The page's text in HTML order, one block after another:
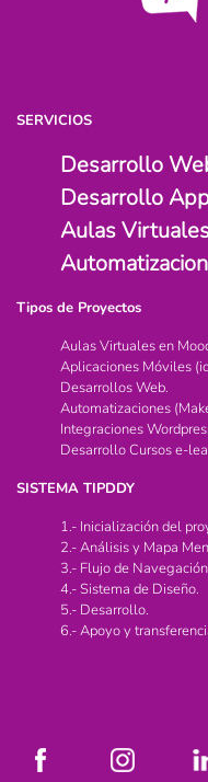
SERVICIOS
Desarrollo
Desarrollo
Aulas
Tipos de Proyectos
Aulas Virtuales en
Aplicaciones Móviles
Desarrollos Web.
Automatizaciones
Integraciones
Desarrollo Cursos e-
SISTEMA TIPDDY
1.- Inicialización del
2.- Análisis y Mapa
3.- Flujo de
4.- Sistema de Diseño.
5.- Desarrollo.
6.- Apoyo y